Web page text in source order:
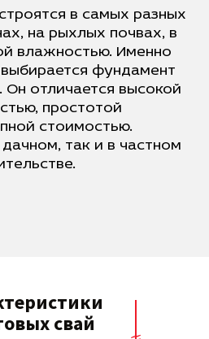
в самых разных
на рыхлых почвах, в
влажностью. Именно
фундамент
Он отличается высокой
простотой
стоимостью.
так и в частном
свай